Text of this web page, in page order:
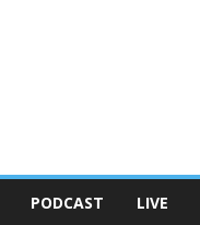
PODCAST LIVE